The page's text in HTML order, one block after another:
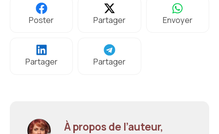
Poster Partager Envoyer
Partager Partager
À propos de l’auteur,